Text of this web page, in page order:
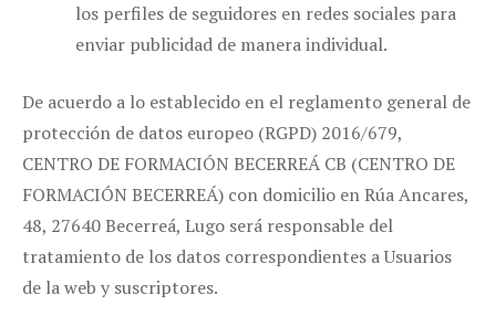
los perfiles de seguidores en redes sociales para
enviar publicidad de manera individual.
De acuerdo a lo establecido en el reglamento general de
protección de datos europeo (RGPD) 2016/679,
CENTRO DE FORMACIÓN BECERREÁ CB (CENTRO DE
FORMACIÓN BECERREÁ) con domicilio en Rúa Ancares,
48, 27640 Becerreá, Lugo será responsable del
tratamiento de los datos correspondientes a Usuarios
de la web y suscriptores.